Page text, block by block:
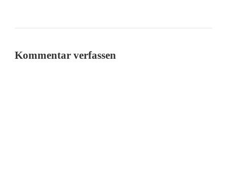
Kommentar verfassen